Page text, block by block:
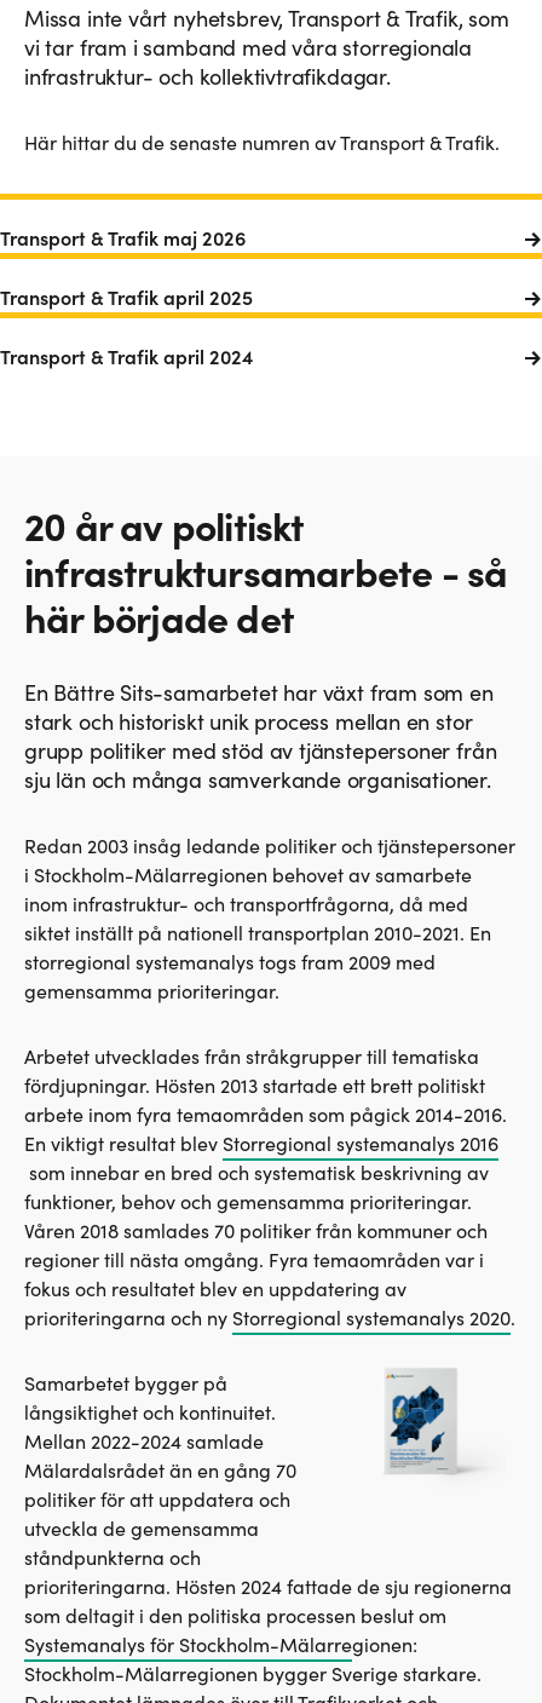
Missa inte vårt nyhetsbrev, Transport & Trafik, som
vi tar fram i samband med våra storregionala
infrastruktur- och kollektivtrafikdagar.
Här hittar du de senaste numren av Transport & Trafik.
Transport & Trafik maj 2026
Transport & Trafik april 2025
Transport & Trafik april 2024
20 år av politiskt
infrastruktursamarbete - så
här började det
En Bättre Sits-samarbetet har växt fram som en
stark och historiskt unik process mellan en stor
grupp politiker med stöd av tjänstepersoner från
sju län och många samverkande organisationer.
Redan 2003 insåg ledande politiker och tjänstepersoner
i Stockholm-Mälarregionen behovet av samarbete
inom infrastruktur- och transportfrågorna, då med
siktet inställt på nationell transportplan 2010-2021. En
storregional systemanalys togs fram 2009 med
gemensamma prioriteringar.
Arbetet utvecklades från stråkgrupper till tematiska
fördjupningar. Hösten 2013 startade ett brett politiskt
arbete inom fyra temaområden som pågick 2014-2016.
En viktigt resultat blev Storregional systemanalys 2016
som innebar en bred och systematisk beskrivning av
funktioner, behov och gemensamma prioriteringar.
Våren 2018 samlades 70 politiker från kommuner och
regioner till nästa omgång. Fyra temaområden var i
fokus och resultatet blev en uppdatering av
prioriteringarna och ny Storregional systemanalys 2020.
Samarbetet bygger på
långsiktighet och kontinuitet.
Mellan 2022-2024 samlade
Mälardalsrådet än en gång 70
politiker för att uppdatera och
utveckla de gemensamma
ståndpunkterna och
prioriteringarna. Hösten 2024 fattade de sju regionerna
som deltagit i den politiska processen beslut om
Systemanalys för Stockholm-Mälarregionen:
Stockholm-Mälarregionen bygger Sverige starkare.